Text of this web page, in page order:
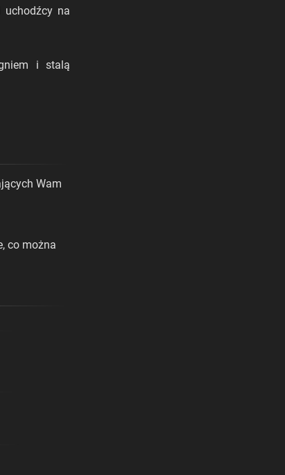
uchodźcy na
i stalą
Wam
co można